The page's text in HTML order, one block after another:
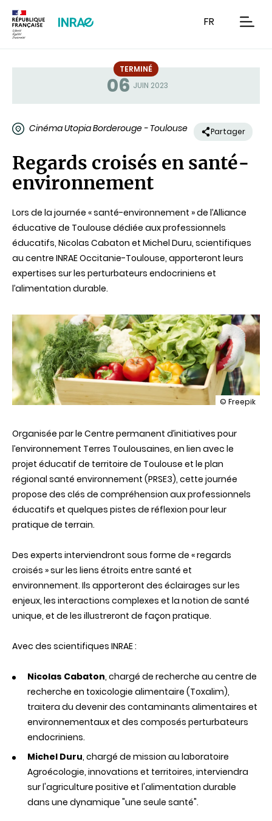
FR
06 JUIN 2023
Statut
TERMINÉ
Cinéma Utopia Borderouge - Toulouse Partager
Regards croisés en santé-
environnement
Lors de la journée « santé-environnement » de l’Alliance
éducative de Toulouse dédiée aux professionnels
éducatifs, Nicolas Cabaton et Michel Duru, scientifiques
au centre INRAE Occitanie-Toulouse, apporteront leurs
expertises sur les perturbateurs endocriniens et
l’alimentation durable.
illustration
en
santé-
© Freepik
Organisée par le Centre permanent d’initiatives pour
l’environnement Terres Toulousaines, en lien avec le
projet éducatif de territoire de Toulouse et le plan
régional santé environnement (PRSE3), cette journée
propose des clés de compréhension aux professionnels
éducatifs et quelques pistes de réflexion pour leur
pratique de terrain.
Des experts interviendront sous forme de « regards
croisés » sur les liens étroits entre santé et
environnement. Ils apporteront des éclairages sur les
enjeux, les interactions complexes et la notion de santé
unique, et de les illustreront de façon pratique.
Avec des scientifiques INRAE :
Nicolas Cabaton, chargé de recherche au centre de
recherche en toxicologie alimentaire (Toxalim),
traitera du devenirdes contaminants alimentaires et
environnementauxet des composés perturbateurs
endocriniens.
Michel Duru, chargé de mission au laboratoire
Agroécologie, innovations et territoires, interviendra
sur l'agriculture positive et l'alimentation durable
dans une dynamique "une seule santé".